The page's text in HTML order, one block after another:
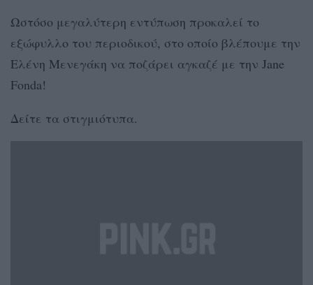
Ωστόσο μεγαλύτερη εντύπωση προκαλεί το
εξώφυλλο του περιοδικού, στο οποίο βλέπουμε την
Ελένη Μενεγάκη να ποζάρει αγκαζέ με την Jane
Fonda!
Δείτε τα στιγμιότυπα.